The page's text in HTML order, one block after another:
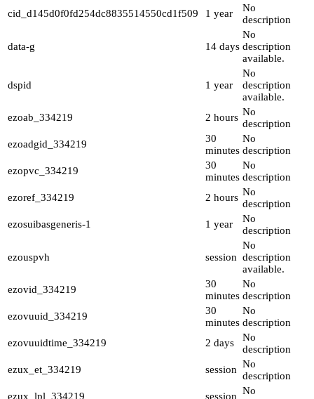
cid_d145d0f0fd254dc8835514550cd1f509
1 year
No
description
data-g 14 days
No
description
available.
dspid 1 year
No
description
available.
ezoab_334219
2 hours No
description
ezoadgid_334219
30
minutes
No
description
ezopvc_334219
30
minutes
No
description
ezoref_334219
2 hours No
description
ezosuibasgeneris-1
1 year
No
description
ezouspvh session
No
description
available.
ezovid_334219
30
minutes
No
description
ezovuuid_334219
30
minutes
No
description
ezovuuidtime_334219
2 days
No
description
ezux_et_334219
session No
description
ezux_lpl_334219
session No